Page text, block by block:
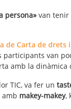
persona» van tenir
de Carta de
participants van
amb la
TIC, va fer un
makey-makey,